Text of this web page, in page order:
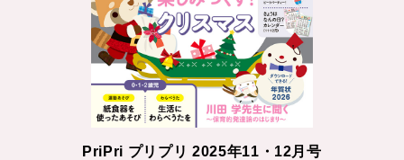
PriPri プリプリ 2025年11・12月号